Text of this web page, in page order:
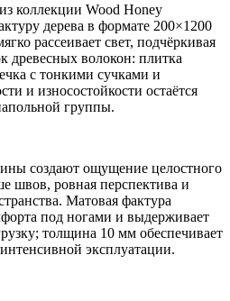
коллекции Wood Honey
дерева в формате 200×1200
рассеивает свет, подчёркивая
древесных волокон: плитка
с тонкими сучками и
и износостойкости остаётся
группы.
создают ощущение целостного
швов, ровная перспектива и
Матовая фактура
под ногами и выдерживает
толщина 10 мм обеспечивает
эксплуатации.